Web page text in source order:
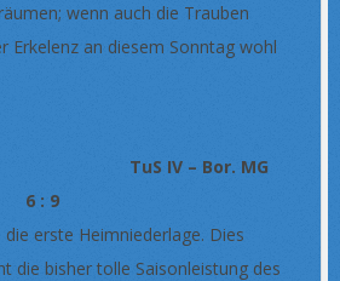
wenn auch die Trauben
Erkelenz an diesem Sonntag wohl
TuS IV – Bor. MG
9
die erste Heimniederlage. Dies
die bisher tolle Saisonleistung des